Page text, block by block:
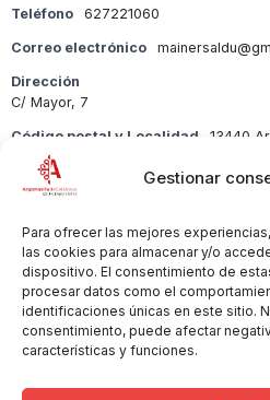
Gestionar
Para ofrecer las mejores
las cookies para almacenar y/o
dispositivo. El consentimiento de
procesar datos como el
identificaciones únicas en este sitio.
consentimiento, puede afectar
características y funciones.
Teléfono 627221060
Correo electrónico
Dirección
C/ Mayor, 7
Código postal y Localidad 13440
Sector
Copyright © 2026 Ayuntamiento
Politica de Privacidad y Aviso